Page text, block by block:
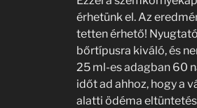
érhetünk el. Az
tetten érhető!
bőrtípusra kiváló, és
25 ml-es adagban 60
időt ad ahhoz, hogy a
alatti ödéma